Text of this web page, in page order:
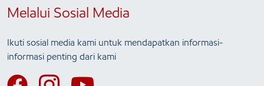
Melalui Sosial Media
Ikuti sosial media kami untuk mendapatkan informasi-
informasi penting dari kami